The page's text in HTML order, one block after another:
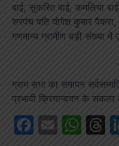
बाई, सुकरित बाई, कमलिया
सरपंच पति योगेश कुमार
गणमान्य ग्रामीण बड़ी संख्या में
ग्राम सभा का समापन
प्रभावी क्रियान्वयन के
Email